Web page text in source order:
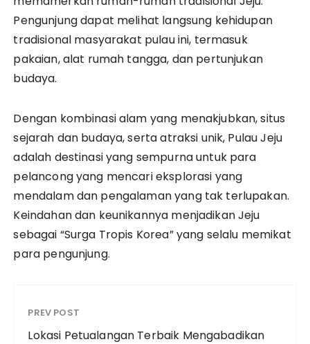
Pengunjung dapat melihat langsung kehidupan
tradisional masyarakat pulau ini, termasuk
pakaian, alat rumah tangga, dan pertunjukan
budaya.
Dengan kombinasi alam yang menakjubkan, situs
sejarah dan budaya, serta atraksi unik, Pulau Jeju
adalah destinasi yang sempurna untuk para
pelancong yang mencari eksplorasi yang
mendalam dan pengalaman yang tak terlupakan.
Keindahan dan keunikannya menjadikan Jeju
sebagai “Surga Tropis Korea” yang selalu memikat
para pengunjung.
PREV POST
Lokasi Petualangan Terbaik Mengabadikan